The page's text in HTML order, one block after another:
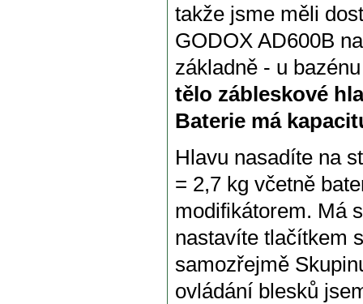
takže jsme měli
GODOX AD600B
základně - u
tělo zábleskové
Baterie má
Hlavu nasadíte na
= 2,7 kg včetně
modifikátorem. Má
nastavíte tlačítkem
samozřejmě
ovládání blesků